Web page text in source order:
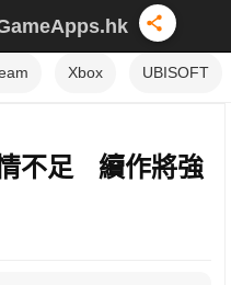
Xbox UBISOFT
情不足 續作將強